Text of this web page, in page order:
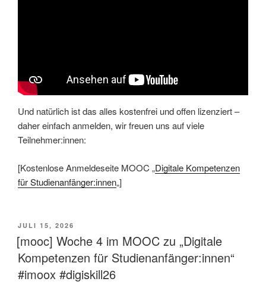
Und natürlich ist das alles kostenfrei und offen lizenziert –
daher einfach anmelden, wir freuen uns auf viele
Teilnehmer:innen:
[Kostenlose Anmeldeseite MOOC „Digitale Kompetenzen
für Studienanfänger:innen„]
VERÖFFENTLICHT
AM
JULI 15, 2026
[mooc] Woche 4 im MOOC zu „Digitale
Kompetenzen für Studienanfänger:innen“
#imoox #digiskill26